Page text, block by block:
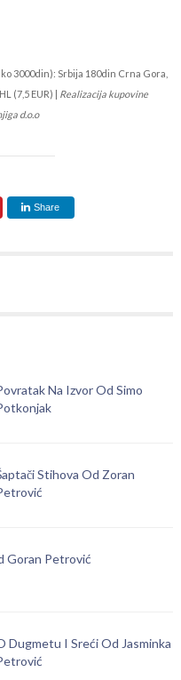
3000din): Srbija 180din Crna Gora,
(7,5 EUR) | Realizacija kupovine
d.o.o
Share
Na Izvor Od Simo
Stihova Od Zoran
Goran Petrović
Dugmetu I Sreći Od Jasminka